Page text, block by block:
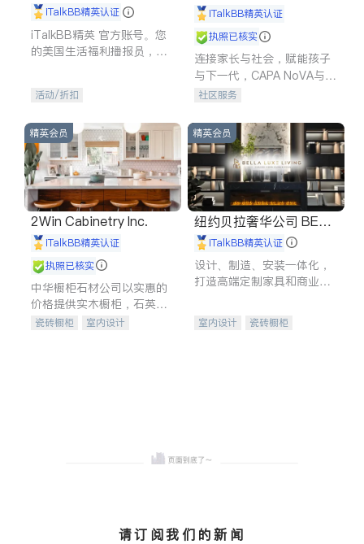
iTalkBB精英认证
iTalkBB精英 官方账号。您
的美国生活福利播报员，精
专属福利。
活动/折扣
长会iTalkBB精英认证
执照已核实
连接家长与社会，赋能孩子
与下一代，CAPA NoVA与您
携手建设包容、公平、充满
社区服务
精英会员
2Win Cabinetry Inc.
iTalkBB精英认证
执照已核实
中华橱柜石材公司以实惠的
价格提供实木橱柜，石英石
台面，多种优质不锈钢水
瓷砖橱柜
室内设计
精英会员
纽约贝拉奢华公司 BELL
A LUXE
iTalkBB精英认证
设计、制造、安装一体化，
打造高端定制家具和商业空
室内设计
瓷砖橱柜
请订阅我们的新闻